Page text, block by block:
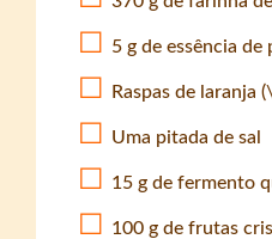
5 g de essência de
Raspas de laranja
Uma pitada de sal
15 g de fermento
100 g de frutas